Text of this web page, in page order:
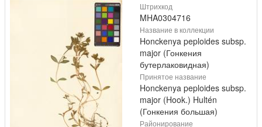
Штрихкод
MHA0304716
Название в коллекции
Honckenya peploides subsp.
major (Гонкения
бутерлаковидная)
Принятое название
Honckenya peploides subsp.
major (Hook.) Hultén
(Гонкения большая)
Районирование